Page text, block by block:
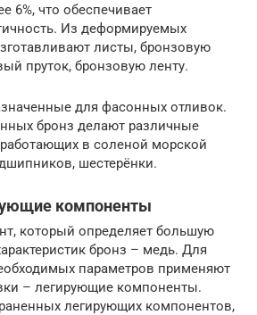
6%, что обеспечивает
Из деформируемых
листы, бронзовую
пруток, бронзовую ленту.
для фасонных отливок.
бронз делают различные
в соленой морской
шестерёнки.
компоненты
который определяет большую
бронз – медь. Для
параметров применяют
– легирующие компоненты.
легирующих компонентов,